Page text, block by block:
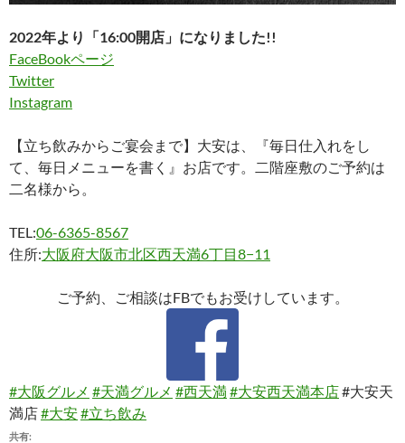
2022年より「16:00開店」になりました!!
FaceBookページ
Twitter
Instagram
【立ち飲みからご宴会まで】大安は、『毎日仕入れをし
て、毎日メニューを書く』お店です。二階座敷のご予約は
二名様から。
TEL:06-6365-8567
住所:大阪府大阪市北区西天満6丁目8−11
ご予約、ご相談はFBでもお受けしています。
#大阪グルメ #天満グルメ #西天満#大安西天満本店#大安天
満店#大安#立ち飲み
共有: